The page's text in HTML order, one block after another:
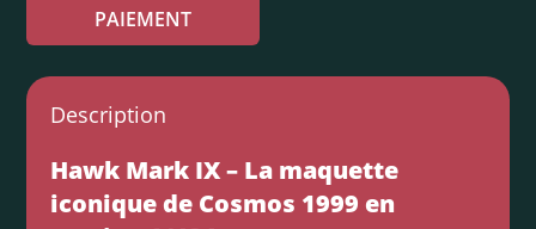
PAIEMENT
Description
Hawk Mark IX – La maquette
iconique de Cosmos 1999 en